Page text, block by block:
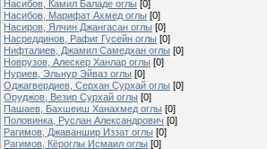
Насибов, Камил Баладе оглы [0]
Насибов, Марифат Ахмед оглы [0]
Насиров, Ялчин Джангасан оглы [0]
Насреддинов, Рафиг Гусейн оглы [0]
Нифталиев, Джамил Самедхан оглы [0]
Новрузов, Алескер Ханлар оглы [0]
Нуриев, Эльнур Эйваз оглы [0]
Оджагвердиев, Серхан Сурхай оглы [0]
Оруджов, Везир Сурхай оглы [0]
Пашаев, Бахшеиш Ханахмед оглы [0]
Половинка, Руслан Александрович [0]
Рагимов, Джаваншир Иззат оглы [0]
Рагимов, Кёроглы Исмаил оглы [0]